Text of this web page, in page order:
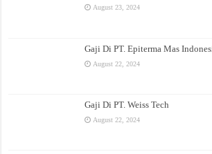
August 23, 2024
Gaji Di PT. Epiterma Mas
August 22, 2024
Gaji Di PT. Weiss Tech
August 22, 2024